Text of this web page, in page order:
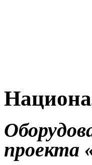
проекта